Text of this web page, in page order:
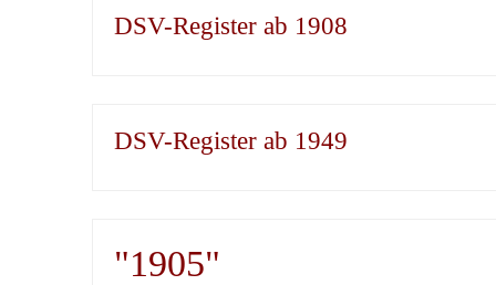
DSV-Register ab 1908
DSV-Register ab 1949
"1905"